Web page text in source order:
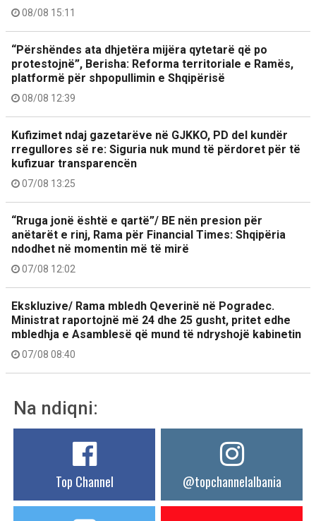
08/08 15:11
“Përshëndes ata dhjetëra mijëra qytetarë që po
protestojnë”, Berisha: Reforma territoriale e Ramës,
platformë për shpopullimin e Shqipërisë
08/08 12:39
Kufizimet ndaj gazetarëve në GJKKO, PD del kundër
rregullores së re: Siguria nuk mund të përdoret për të
kufizuar transparencën
07/08 13:25
“Rruga jonë është e qartë”/ BE nën presion për
anëtarët e rinj, Rama për Financial Times: Shqipëria
ndodhet në momentin më të mirë
07/08 12:02
Ekskluzive/ Rama mbledh Qeverinë në Pogradec.
Ministrat raportojnë më 24 dhe 25 gusht, pritet edhe
mbledhja e Asamblesë që mund të ndryshojë kabinetin
07/08 08:40
Na ndiqni:
Top Channel @topchannelalbania